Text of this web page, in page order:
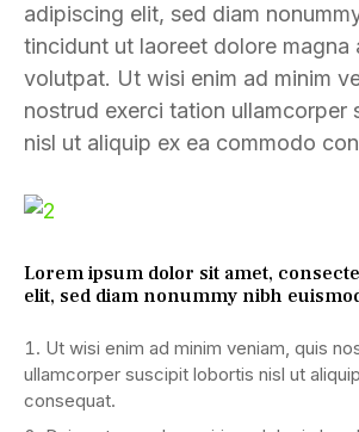
adipiscing elit, sed diam
tincidunt ut laoreet dolore magna
volutpat. Ut wisi enim ad minim
nostrud exerci tation ullamcorper
nisl ut aliquip ex ea commodo
Lorem ipsum dolor sit amet,
elit, sed diam nonummy nibh
Ut wisi enim ad minim veniam, quis
ullamcorper suscipit lobortis nisl ut
consequat.